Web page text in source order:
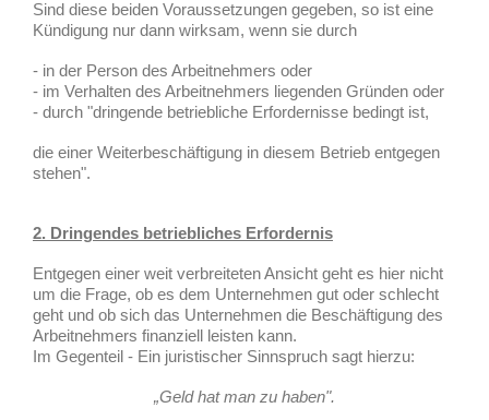
Sind diese beiden Voraussetzungen gegeben, so ist eine
Kündigung nur dann wirksam, wenn sie durch
- in der Person des Arbeitnehmers oder
- im Verhalten des Arbeitnehmers liegenden Gründen oder
- durch "dringende betriebliche Erfordernisse bedingt ist,
die einer Weiterbeschäftigung in diesem Betrieb entgegen
stehen".
2. Dringendes betriebliches Erfordernis
Entgegen einer weit verbreiteten Ansicht geht es hier nicht
um die Frage, ob es dem Unternehmen gut oder schlecht
geht und ob sich das Unternehmen die Beschäftigung des
Arbeitnehmers finanziell leisten kann.
Im Gegenteil - Ein juristischer Sinnspruch sagt hierzu:
„Geld hat man zu haben".